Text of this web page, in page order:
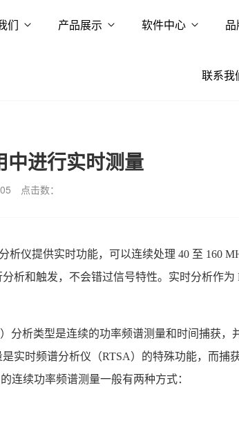
们 产品展示 软件中心
联系我
中进行实时测量
点击数：
析仪提供实时功能，可以连续处理 40 至 160
析和触发，不会错过信号特性。实时分析作
分析类型是连续的功率频谱测量和时间捕获，
实时频谱分析仪（RTSA）的特殊功能，而捕
连续功率频谱测量一般有两种方式：